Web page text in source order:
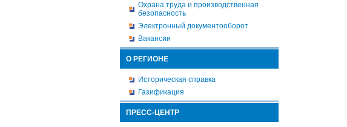
Охрана труда и производственная
безопасность
Электронный документооборот
Вакансии
О РЕГИОНЕ
Историческая справка
Газификация
ПРЕСС-ЦЕНТР